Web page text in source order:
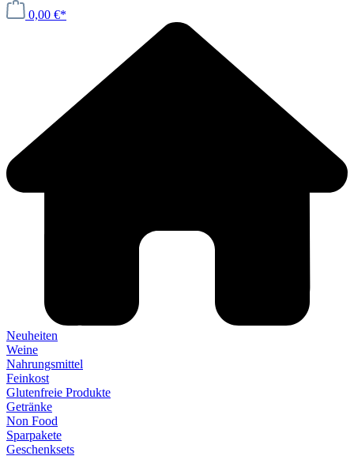
0,00 €*
Neuheiten
Weine
Nahrungsmittel
Feinkost
Glutenfreie Produkte
Getränke
Non Food
Sparpakete
Geschenksets